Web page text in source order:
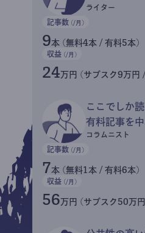
ライター
記事数 (/月)
9本 (無料4本 / 有料5本)
収益 (/月)
24万円 (サブスク9万円
ここでしか
有料記事を
コラムニスト
記事数 (/月)
7本 (無料1本 / 有料6本)
収益 (/月)
56万円 (サブスク50万